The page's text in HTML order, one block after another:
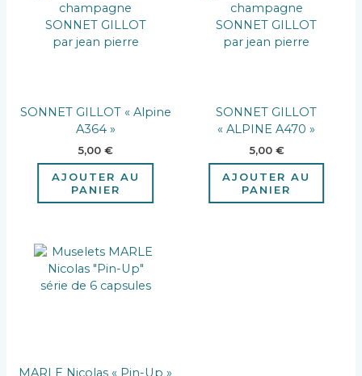
SONNET GILLOT « Alpine
A364 »
5,00€
AJOUTER AU
PANIER
SONNET GILLOT
« ALPINE A470 »
5,00 €
AJOUTER AU
PANIER
MARLE Nicolas « Pin-Up »